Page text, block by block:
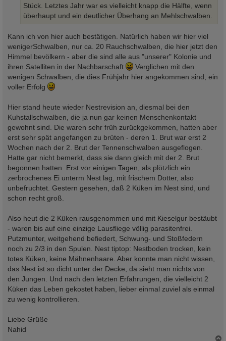
Stück. Letztes Jahr war es vielleicht knapp die Hälfte, wenn
überhaupt und ein deutlicher Überhang an Mehlschwalben.
Kann ich von hier auch bestätigen. Natürlich haben wir hier viel
wenigerSchwalben, nur ca. 20 Rauchschwalben, die hier jetzt den
Himmel bevölkern - aber die sind alle aus "unserer" Kolonie und
ihren Satelliten in der Nachbarschaft
Verglichen mit den
wenigen Schwalben, die dies Frühjahr hier angekommen sind, ein
voller Erfolg
Hier stand heute wieder Nestrevision an, diesmal bei den
Kuhstallschwalben, die ja nun gar keinen Menschenkontakt
gewohnt sind. Die waren sehr früh zurückgekommen, hatten aber
erst sehr spät angefangen zu brüten - deren 1. Brut war erst 2
Wochen nach der 2. Brut der Tennenschwalben ausgeflogen.
Hatte gar nicht bemerkt, dass sie dann gleich mit der 2. Brut
begonnen hatten. Erst vor einigen Tagen, als plötzlich ein
zerbrochenes Ei unterm Nest lag, mit frischem Dotter, also
unbefruchtet. Gestern gesehen, daß 2 Küken im Nest sind, und
schon recht groß.
Also heut die 2 Küken rausgenommen und mit Kieselgur bestäubt
- waren bis auf eine einzige Lausfliege völlig parasitenfrei.
Putzmunter, weitgehend befiedert, Schwung- und Stoßfedern
noch zu 2/3 in den Spulen. Nest tiptop: Nestboden trocken, kein
totes Küken, keine Mähnenhaare. Aber konnte man nicht wissen,
das Nest ist so dicht unter der Decke, da sieht man nichts von
den Jungen. Und nach den letzten Erfahrungen, die vielleicht 2
Küken das Leben gekostet haben, lieber einmal zuviel als einmal
zu wenig kontrollieren.
Liebe Grüße
Nahid